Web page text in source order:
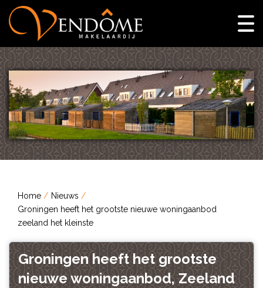
Home
Nieuws
Groningen heeft het grootste nieuwe woningaanbod
zeeland het kleinste
Groningen heeft het grootste
nieuwe woningaanbod, Zeeland